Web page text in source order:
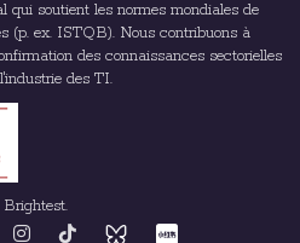
qui soutient les normes mondiales de
(p. ex. ISTQB). Nous contribuons à
des connaissances sectorielles
des TI.